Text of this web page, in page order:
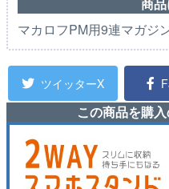
マカロフPM用9連マガジン
ツイッターX
この商品を購